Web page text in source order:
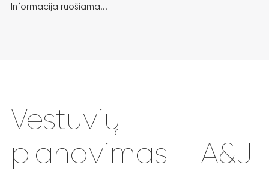
Informacija ruošiama...
Vestuvių
planavimas - A&J